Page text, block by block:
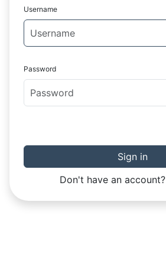
Username
Password
Sign in
Don't have an account?